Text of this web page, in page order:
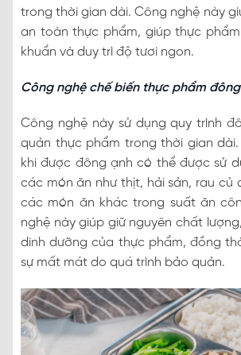
trong thời gian dài. Công nghệ này
an toàn thực phẩm, giúp thực
khuẩn và duy trì độ tươi ngon.
Công nghệ chế biến thực phẩm
Công nghệ này sử dụng quy trình
quản thực phẩm trong thời gian dài.
khi được đông ạnh có thể được sử
các món ăn như thịt, hải sản, rau củ
các món ăn khác trong suất ăn
nghệ này giúp giữ nguyên chất
dinh dưỡng của thực phẩm, đồng
sự mất mát do quá trình bảo quản.